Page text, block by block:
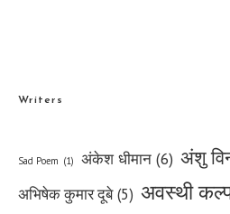
Writers
Sad Poem (1) अंकेश धीमान (6) अंशु
अभिषेक कुमार दूबे (5) अवस्थी